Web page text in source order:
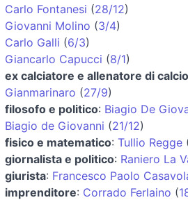
Carlo Fontanesi (28/12)
Giovanni Molino (3/4)
Carlo Galli (6/3)
Giancarlo Capucci (8/1)
ex calciatore e allenatore di calcio
Gianmarinaro (27/9)
filosofo e politico: Biagio De
Biagio de Giovanni (21/12)
fisico e matematico: Tullio Regge
giornalista e politico: Raniero La
giurista: Francesco Paolo
imprenditore: Corrado Ferlaino (